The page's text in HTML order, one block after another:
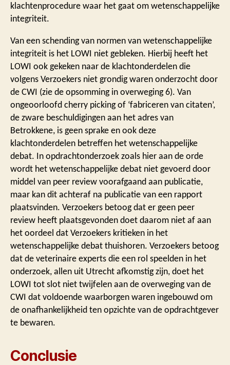
klachtenprocedure waar het gaat om wetenschappelijke
integriteit.
Van een schending van normen van wetenschappelijke
integriteit is het LOWI niet gebleken. Hierbij heeft het
LOWI ook gekeken naar de klachtonderdelen die
volgens Verzoekers niet grondig waren onderzocht door
de CWI (zie de opsomming in overweging 6). Van
ongeoorloofd cherry picking of ‘fabriceren van citaten’,
de zware beschuldigingen aan het adres van
Betrokkene, is geen sprake en ook deze
klachtonderdelen betreffen het wetenschappelijke
debat. In opdrachtonderzoek zoals hier aan de orde
wordt het wetenschappelijke debat niet gevoerd door
middel van peer review voorafgaand aan publicatie,
maar kan dit achteraf na publicatie van een rapport
plaatsvinden. Verzoekers betoog dat er geen peer
review heeft plaatsgevonden doet daarom niet af aan
het oordeel dat Verzoekers kritieken in het
wetenschappelijke debat thuishoren. Verzoekers betoog
dat de veterinaire experts die een rol speelden in het
onderzoek, allen uit Utrecht afkomstig zijn, doet het
LOWI tot slot niet twijfelen aan de overweging van de
CWI dat voldoende waarborgen waren ingebouwd om
de onafhankelijkheid ten opzichte van de opdrachtgever
te bewaren.
Conclusie